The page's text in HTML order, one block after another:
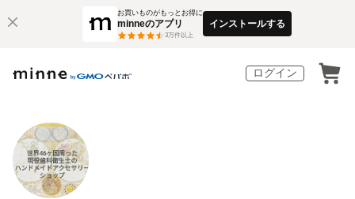
お買いものがもっとお得に
minneのアプリ
3万件以上
インストールする
ログイン